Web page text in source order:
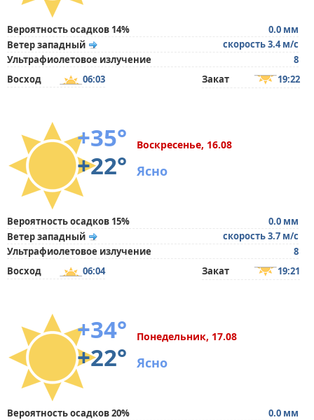
Вероятность осадков 14%
0.0 мм
Ветер западный
скорость 3.4 м/с
Ультрафиолетовое излучение
8
Восход
06:03 Закат 19:22
+35°
+22°
Воскресенье, 16.08
Ясно
Вероятность осадков 15%
0.0 мм
Ветер западный
скорость 3.7 м/с
Ультрафиолетовое излучение
8
Восход
06:04 Закат 19:21
+34°
+22°
Понедельник, 17.08
Ясно
Вероятность осадков 20%
0.0 мм